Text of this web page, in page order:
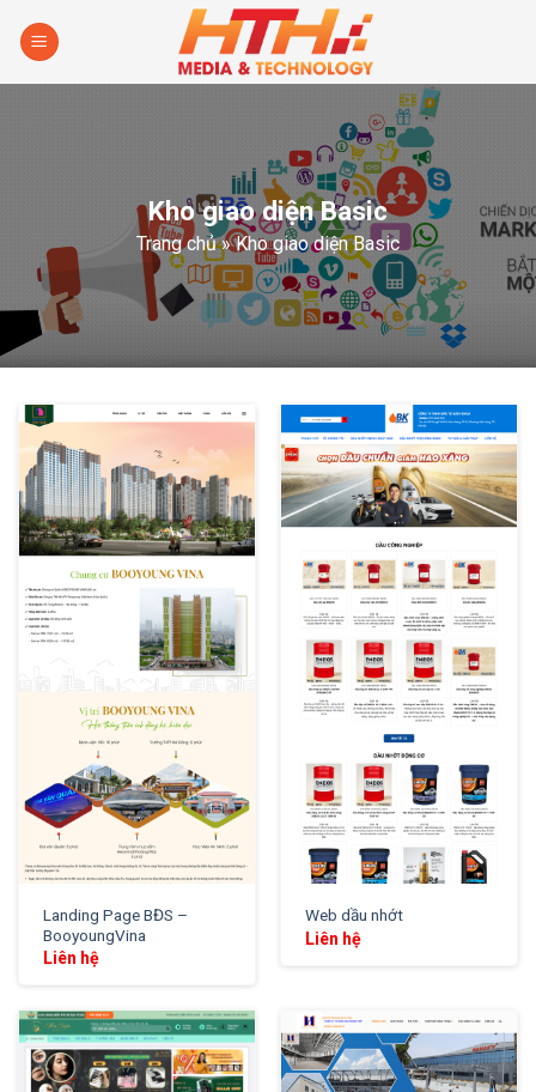
Kho giao diện Basic
Trang chủ»Kho giao diện Basic
Landing Page BĐS –
BooyoungVina
Liên hệ
XEM THỬ
Web dầu nhớt
Liên hệ
XEM THỬ